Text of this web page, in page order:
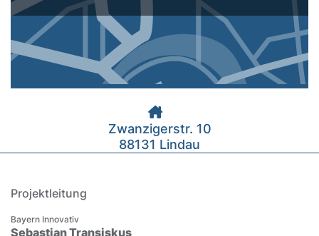
Zwanzigerstr. 10
88131 Lindau
Projektleitung
Bayern Innovativ
Sebastian Transiskus